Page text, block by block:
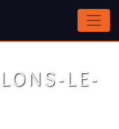
LE-